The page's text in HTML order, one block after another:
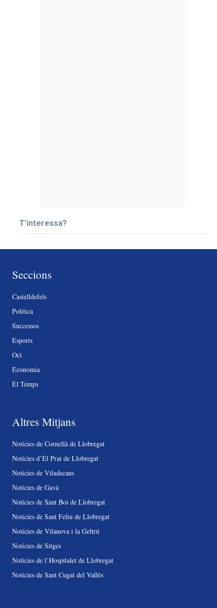
T’interessa?
Seccions
Castelldefels
Política
Successos
Esports
Oci
Economia
El Temps
Altres Mitjans
Notícies de Cornellà de Llobregat
Notícies d’El Prat de Llobregat
Notícies de Viladecans
Notícies de Gavà
Notícies de Sant Boi de Llobregat
Notícies de Sant Feliu de Llobregat
Notícies de Vilanova i la Geltrú
Notícies de Sitges
Notícies de l’Hospitalet de Llobregat
Notícies de Sant Cugat del Vallès